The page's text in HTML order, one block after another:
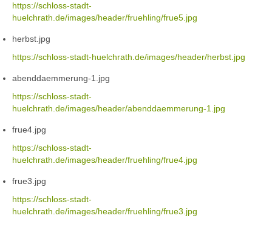
https://schloss-stadt-
huelchrath.de/images/header/fruehling/frue5.jpg
herbst.jpg
https://schloss-stadt-huelchrath.de/images/header/herbst.jpg
abenddaemmerung-1.jpg
https://schloss-stadt-
huelchrath.de/images/header/abenddaemmerung-1.jpg
frue4.jpg
https://schloss-stadt-
huelchrath.de/images/header/fruehling/frue4.jpg
frue3.jpg
https://schloss-stadt-
huelchrath.de/images/header/fruehling/frue3.jpg